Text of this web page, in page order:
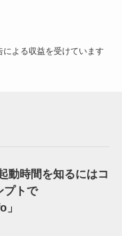
による収益を受けています
動時間を知るにはコ
プトで